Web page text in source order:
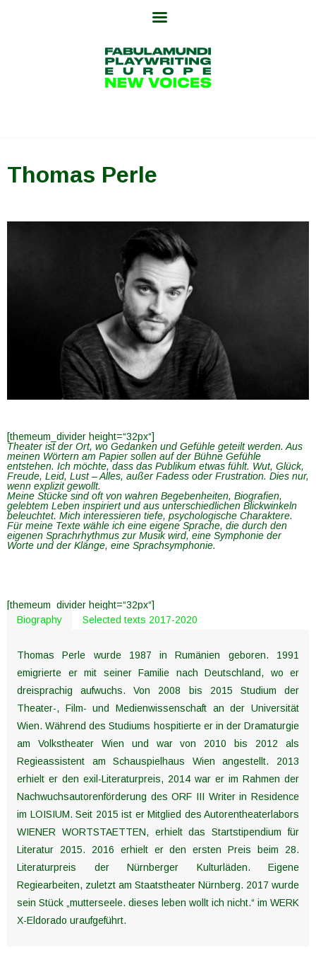
Thomas Perle
[themeum_divider height=“32px“]
Theater ist der Ort, wo Gedanken und Gefühle geteilt werden. Aus
meinen Wörtern am Papier sollen auf der Bühne Gefühle
entstehen. Ich möchte, dass das Publikum etwas fühlt. Wut, Glück,
Freude, Leid, Lust – Alles, außer Fadess oder Frustration. Dies nur,
wenn explizit gewollt.
Meine Stücke sind oft von wahren Begebenheiten, Biografien,
gelebtem Leben inspiriert und aus unterschiedlichen Blickwinkeln
beleuchtet. Mich interessieren tiefe, psychologische Charaktere.
Für meine Texte wähle ich eine eigene Sprache, die durch den
eigenen Sprachrhythmus zur Musik wird, eine Symphonie der
Worte und der Klänge, eine Sprachsymphonie.
[themeum_divider height=“32px“]
Biography
Selected texts 2017-2020
Thomas Perle wurde 1987 in Rumänien geboren. 1991
emigrierte er mit seiner Familie nach Deutschland, wo er
dreisprachig aufwuchs. Von 2008 bis 2015 Studium der
Theater-, Film- und Medienwissenschaft an der Universität
Wien. Während des Studiums hospitierte er in der Dramaturgie
am Volkstheater Wien und war von 2010 bis 2012 als
Regieassistent am Schauspielhaus Wien angestellt. 2013
erhielt er den exil-Literaturpreis, 2014 war er im Rahmen der
Nachwuchsautorenförderung des ORF III Writer in Residence
im LOISIUM. Seit 2015 ist er Mitglied des Autorentheaterlabors
WIENER WORTSTAETTEN, erhielt das Startstipendium für
Literatur 2015. 2016 erhielt er den ersten Preis beim 28.
Literaturpreis der Nürnberger Kulturläden. Eigene
Regiearbeiten, zuletzt am Staatstheater Nürnberg. 2017 wurde
sein Stück „mutterseele. dieses leben wollt ich nicht.“ im WERK
X-Eldorado uraufgeführt.